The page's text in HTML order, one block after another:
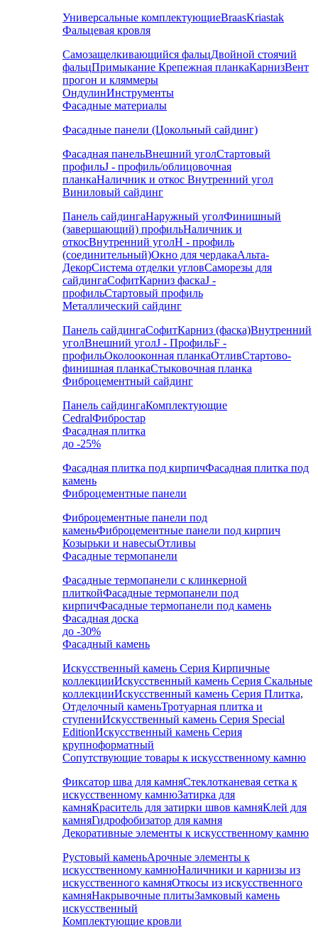
Универсальные комплектующиеBraasKriastak
Фальцевая кровля
Самозащелкивающийся фальцДвойной стоячий
фальцПримыкание Крепежная планкаКарнизВент
прогон и кляммеры
ОндулинИнструменты
Фасадные материалы
Фасадные панели (Цокольный сайдинг)
Фасадная панельВнешний уголСтартовый
профильJ - профиль/облицовочная
планкаНаличник и откос Внутренний угол
Виниловый сайдинг
Панель сайдингаНаружный уголФинишный
(завершающий) профильНаличник и
откосВнутренний уголH - профиль
(соединительный)Окно для чердакаАльта-
ДекорСистема отделки угловСаморезы для
сайдингаСофитКарниз фаскаJ -
профильСтартовый профиль
Металлический сайдинг
Панель сайдингаСофитКарниз (фаска)Внутренний
уголВнешний уголJ - ПрофильF -
профильОколооконная планкаОтливСтартово-
финишная планкаСтыковочная планка
Фиброцементный сайдинг
Панель сайдингаКомплектующие
CedralФибростар
Фасадная плитка
до -25%
Фасадная плитка под кирпичФасадная плитка под
камень
Фиброцементные панели
Фиброцементные панели под
каменьФиброцементные панели под кирпич
Козырьки и навесыОтливы
Фасадные термопанели
Фасадные термопанели с клинкерной
плиткойФасадные термопанели под
кирпичФасадные термопанели под камень
Фасадная доска
до -30%
Фасадный камень
Искусственный камень Серия Кирпичные
коллекцииИскусственный камень Серия Скальные
коллекцииИскусственный камень Серия Плитка,
Отделочный каменьТротуарная плитка и
ступениИскусственный камень Серия Special
EditionИскусственный камень Серия
крупноформатный
Сопутствующие товары к искусственному камню
Фиксатор шва для камняСтеклотканевая сетка к
искусственному камнюЗатирка для
камняКраситель для затирки швов камняКлей для
камняГидрофобизатор для камня
Декоративные элементы к искусственному камню
Рустовый каменьАрочные элементы к
искусственному камнюНаличники и карнизы из
искусственного камняОткосы из искусственного
камняНакрывочные плитыЗамковый камень
искусственный
Комплектующие кровли